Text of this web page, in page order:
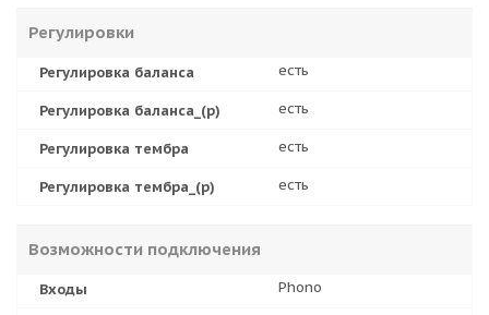
Регулировки
Регулировка баланса есть
Регулировка баланса_(р) есть
Регулировка тембра есть
Регулировка тембра_(р) есть
Возможности подключения
Входы Phono